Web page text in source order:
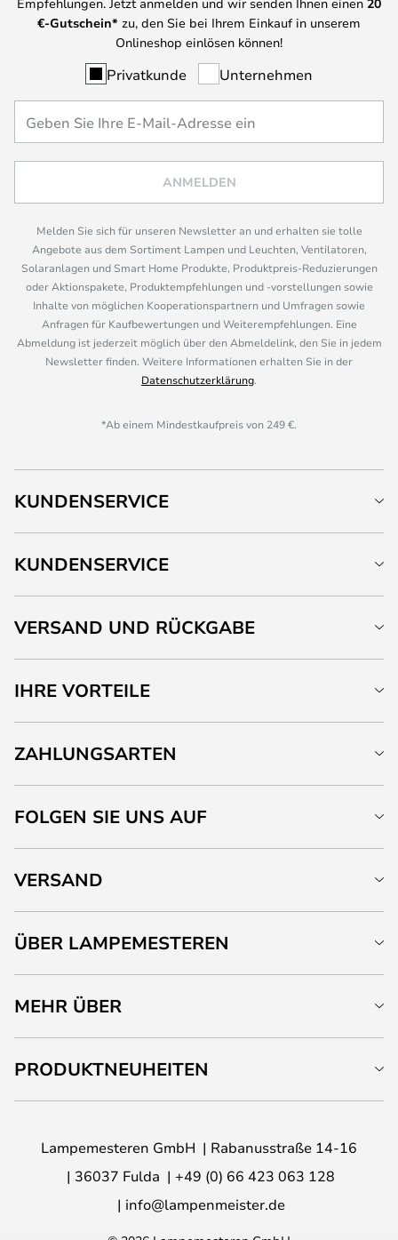
€-Gutschein* zu, den Sie bei Ihrem Einkauf in unserem
Onlineshop einlösen können!
Privatkunde Unternehmen
ANMELDEN
Melden Sie sich für unseren Newsletter an und erhalten sie tolle
Angebote aus dem Sortiment Lampen und Leuchten, Ventilatoren,
Solaranlagen und Smart Home Produkte, Produktpreis-Reduzierungen
oder Aktionspakete, Produktempfehlungen und -vorstellungen sowie
Inhalte von möglichen Kooperationspartnern und Umfragen sowie
Anfragen für Kaufbewertungen und Weiterempfehlungen. Eine
Abmeldung ist jederzeit möglich über den Abmeldelink, den Sie in jedem
Newsletter finden. Weitere Informationen erhalten Sie in der
Datenschutzerklärung.
*Ab einem Mindestkaufpreis von 249 €.
KUNDENSERVICE
KUNDENSERVICE
VERSAND UND RÜCKGABE
IHRE VORTEILE
ZAHLUNGSARTEN
FOLGEN SIE UNS AUF
VERSAND
ÜBER LAMPEMESTEREN
MEHR ÜBER
PRODUKTNEUHEITEN
Lampemesteren GmbH
Rabanusstraße 14-16
36037 Fulda
+49 (0) 66 423 063 128
info@lampenmeister.de